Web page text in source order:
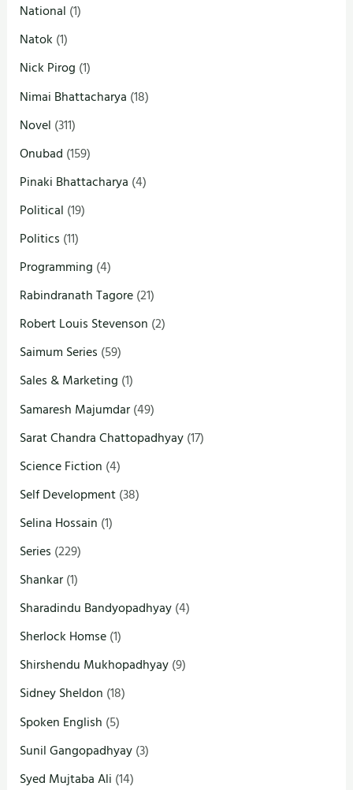
National (1)
Natok (1)
Nick Pirog (1)
Nimai Bhattacharya (18)
Novel (311)
Onubad (159)
Pinaki Bhattacharya (4)
Political (19)
Politics (11)
Programming (4)
Rabindranath Tagore(21)
Robert Louis Stevenson (2)
Saimum Series (59)
Sales & Marketing (1)
Samaresh Majumdar(49)
Sarat Chandra Chattopadhyay(17)
Science Fiction (4)
Self Development(38)
Selina Hossain (1)
Series (229)
Shankar(1)
Sharadindu Bandyopadhyay(4)
Sherlock Homse(1)
Shirshendu Mukhopadhyay(9)
Sidney Sheldon (18)
Spoken English (5)
Sunil Gangopadhyay(3)
Syed Mujtaba Ali (14)